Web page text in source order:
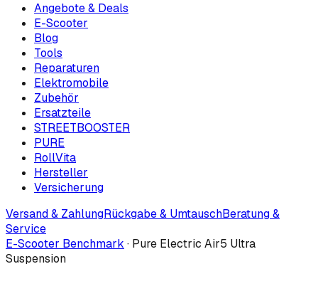
Angebote & Deals
E-Scooter
Blog
Tools
Reparaturen
Elektromobile
Zubehör
Ersatzteile
STREETBOOSTER
PURE
RollVita
Hersteller
Versicherung
Versand & ZahlungRückgabe & UmtauschBeratung &
Service
E-Scooter Benchmark · Pure Electric Air5 Ultra
Suspension